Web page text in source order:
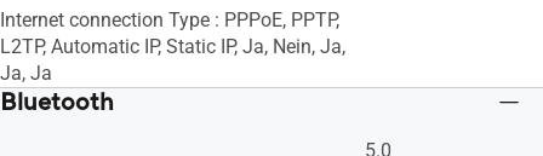
Internet connection Type : PPPoE, PPTP,
L2TP, Automatic IP, Static IP, Ja, Nein, Ja,
Ja, Ja
Bluetooth
5.0